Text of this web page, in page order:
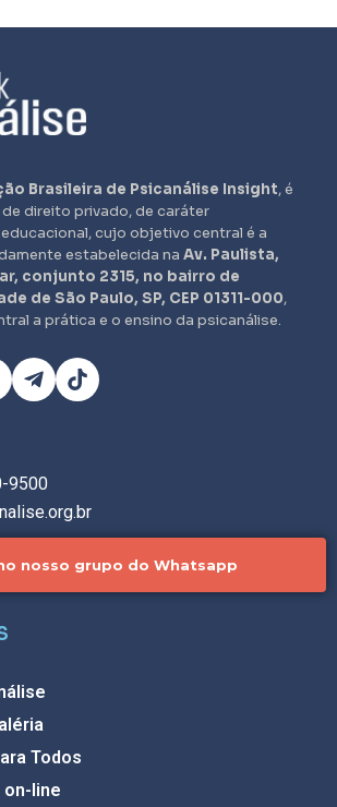
Brasileira de Psicanálise Insight, é
direito privado, de caráter
cujo objetivo central é a
estabelecida na Av. Paulista,
conjunto 2315, no bairro de
de São Paulo, SP, CEP 01311-000,
a prática e o ensino da psicanálise.
9500
nosso grupo do Whatsapp
Todos
on-line